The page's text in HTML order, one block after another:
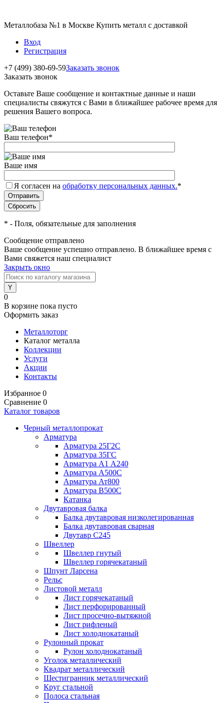
Металлобаза №1 в Москве Купить металл с доставкой
Вход
Регистрация
+7 (499) 380-69-59Заказать звонок
Заказать звонок
Оставьте Ваше сообщение и контактные данные и наши
специалисты свяжутся с Вами в ближайшее рабочее время для
решения Вашего вопроса.
Ваш телефон*
Ваше имя
Я согласен на обработку персональных данных.*
* - Поля, обязательные для заполнения
Сообщение отправлено
Ваше сообщение успешно отправлено. В ближайшее время с
Вами свяжется наш специалист
Закрыть окно
0
В корзине пока пусто
Оформить заказ
Металлоторг
Каталог металла
Коллекции
Услуги
Акции
Контакты
Избранное 0
Сравнение 0
Каталог товаров
Черный металлопрокат
Арматура
Арматура 25Г2С
Арматура 35ГС
Арматура А1 А240
Арматура А500С
Арматура Ат800
Арматура В500С
Катанка
Двутавровая балка
Балка двутавровая низколегированная
Балка двутавровая сварная
Двутавр С245
Швеллер
Швеллер гнутый
Швеллер горячекатаный
Шпунт Ларсена
Рельс
Листовой металл
Лист горячекатаный
Лист перфорированный
Лист просечно-вытяжной
Лист рифленый
Лист холоднокатаный
Рулонный прокат
Рулон холоднокатаный
Уголок металлический
Квадрат металлический
Шестигранник металлический
Круг стальной
Полоса стальная